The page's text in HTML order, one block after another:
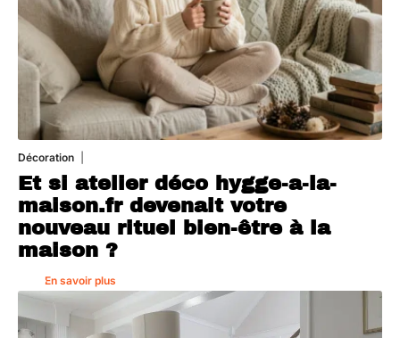
Décoration
Et si atelier déco hygge-a-la-
maison.fr devenait votre
nouveau rituel bien-être à la
maison ?
En savoir plus